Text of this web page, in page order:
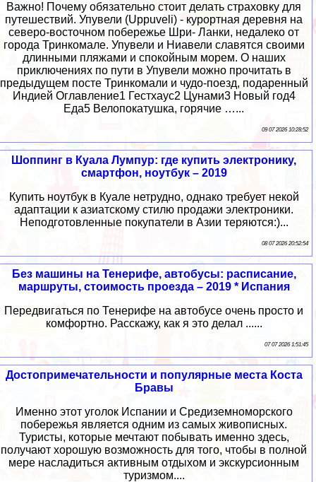
Важно! Почему обязательно стоит делать страховку для
путешествий. Упувели (Uppuveli) - курортная деревня на
северо-восточном побережье Шри- Ланки, недалеко от
города Тринкомале. Упувели и Ниавели славятся своими
длинными пляжами и спокойным морем. О наших
приключениях по пути в Упувели можно прочитать в
предыдущем посте Тринкомали и чудо-поезд, подаренный
Индией Оглавление1 Гестхаус2 Цунами3 Новый год4
Еда5 Велопокатушка, горячие …...
09 07 2026 10:28:52
Шоппинг в Куала Лумпур: где купить электронику,
смартфон, ноутбук – 2019
Купить ноутбук в Куале нетрудно, однако требует некой
адаптации к азиатскому стилю продажи электроники.
Неподготовленные покупатели в Азии теряются:)...
08 07 2026 20:52:54
Без машины на Тенерифе, автобусы: расписание,
маршруты, стоимость проезда – 2019 * Испания
Передвигаться по Тенерифе на автобусе очень просто и
комфортно. Расскажу, как я это делал ......
07 07 2026 1:51:45
Достопримечательности и популярные места Коста
Бравы
Именно этот уголок Испании и Средиземноморского
побережья является одним из самых живописных.
Туристы, которые мечтают побывать именно здесь,
получают хорошую возможность для того, чтобы в полной
мере насладиться активным отдыхом и экскурсионным
туризмом....